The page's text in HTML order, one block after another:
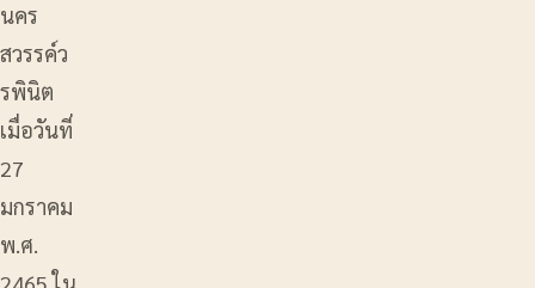
นคร
สวรรค์ว
รพินิต
เมื่อวันที่
27
มกราคม
พ.ศ.